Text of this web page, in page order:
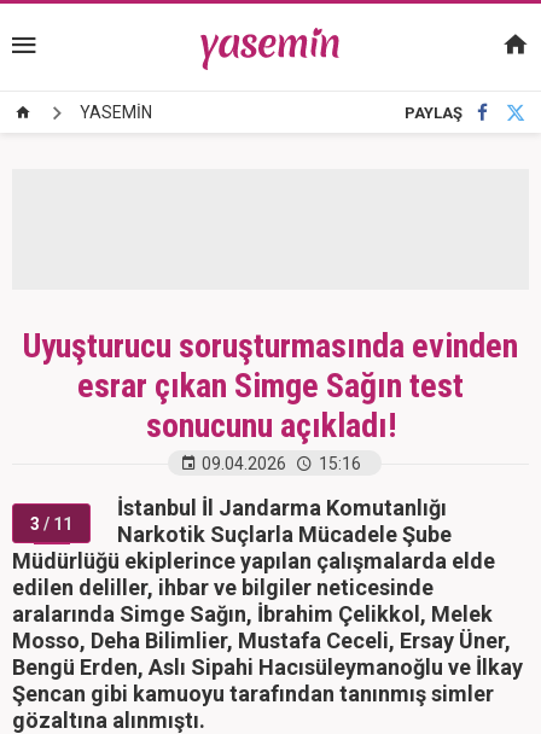
YASEMİN PAYLAŞ
Uyuşturucu soruşturmasında evinden
esrar çıkan Simge Sağın test
sonucunu açıkladı!
09.04.2026 15:16
3 / 11
İstanbul İl Jandarma Komutanlığı
Narkotik Suçlarla Mücadele Şube
Müdürlüğü ekiplerince yapılan çalışmalarda elde
edilen deliller, ihbar ve bilgiler neticesinde
aralarında Simge Sağın, İbrahim Çelikkol, Melek
Mosso, Deha Bilimlier, Mustafa Ceceli, Ersay Üner,
Bengü Erden, Aslı Sipahi Hacısüleymanoğlu ve İlkay
Şencan gibi kamuoyu tarafından tanınmış simler
gözaltına alınmıştı.